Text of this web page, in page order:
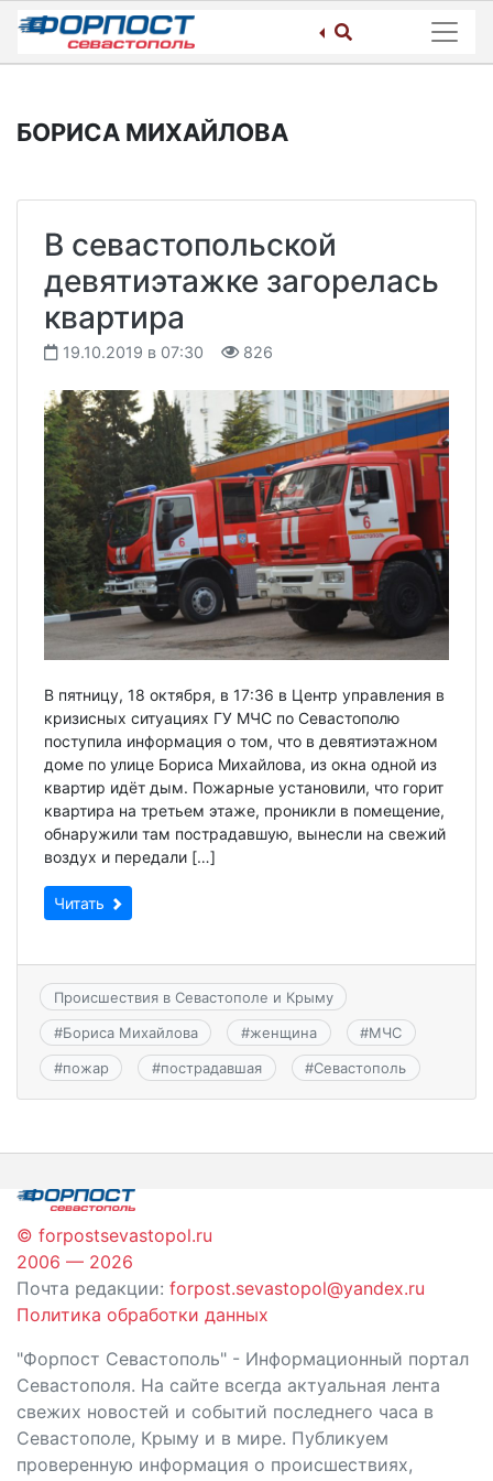
Skip
content
БОРИСА МИХАЙЛОВА
В севастопольской
девятиэтажке загорелась
квартира
19.10.2019 в 07:30 826
В пятницу, 18 октября, в 17:36 в Центр управления в
кризисных ситуациях ГУ МЧС по Севастополю
поступила информация о том, что в девятиэтажном
доме по улице Бориса Михайлова, из окна одной из
квартир идёт дым. Пожарные установили, что горит
квартира на третьем этаже, проникли в помещение,
обнаружили там пострадавшую, вынесли на свежий
воздух и передали […]
Читать
Происшествия в Севастополе и Крыму
#Бориса Михайлова #женщина #МЧС
#пожар #пострадавшая #Севастополь
© forpostsevastopol.ru
2006 — 2026
Почта редакции: forpost.sevastopol@yandex.ru
Политика обработки данных
"Форпост Севастополь" - Информационный портал
Севастополя. На сайте всегда актуальная лента
свежих новостей и событий последнего часа в
Севастополе, Крыму и в мире. Публикуем
проверенную информация о происшествиях,